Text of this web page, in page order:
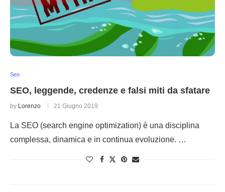
Seo
SEO, leggende, credenze e falsi miti da sfatare
by Lorenzo 21 Giugno 2019
La SEO (search engine optimization) è una disciplina
complessa, dinamica e in continua evoluzione. …